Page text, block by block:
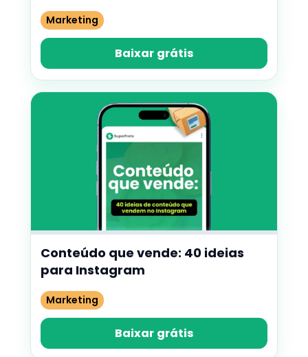
Marketing
Baixar grátis
Conteúdo que vende: 40 ideias
para Instagram
Marketing
Baixar grátis